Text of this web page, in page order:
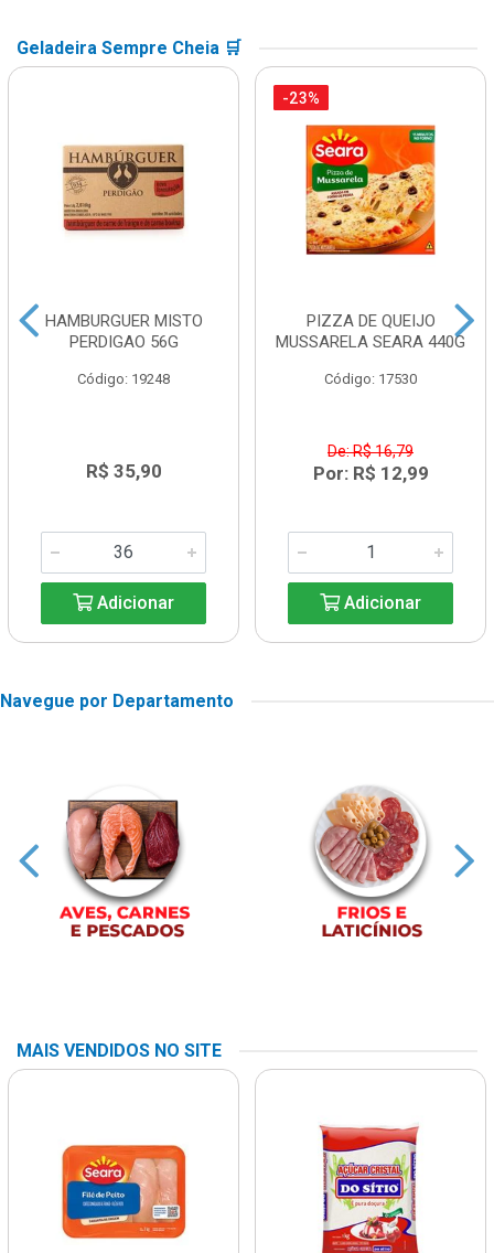
Geladeira Sempre Cheia 🛒
HAMBURGUER MISTO
PERDIGAO 56G
Código: 19248
R$ 35,90
Adicionar
-23%
PIZZA DE QUEIJO
MUSSARELA SEARA 440G
Código: 17530
De: R$ 16,79
Por: R$ 12,99
Adicionar
Navegue por Departamento
MAIS VENDIDOS NO SITE